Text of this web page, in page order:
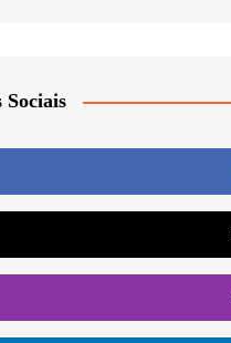
Sociais